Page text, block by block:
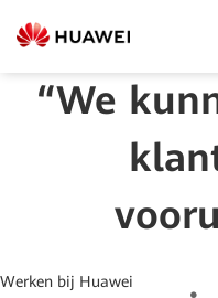
“We
Werken bij Huawei